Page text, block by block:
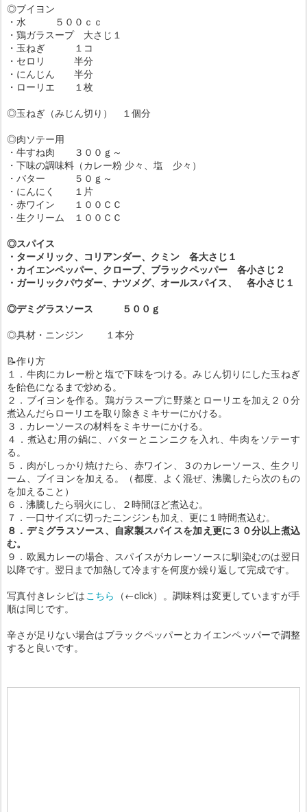
◎ブイヨン
・水 ５００ｃｃ
・鶏ガラスープ 大さじ１
・玉ねぎ １コ
・セロリ 半分
・にんじん 半分
・ローリエ １枚
◎玉ねぎ（みじん切り） １個分
◎肉ソテー用
・牛すね肉 ３００ｇ～
・下味の調味料（カレー粉 少々、塩 少々）
・バター ５０ｇ～
・にんにく １片
・赤ワイン １００ＣＣ
・生クリーム １００ＣＣ
◎スパイス
・ターメリック、コリアンダー、クミン 各大さじ１
・カイエンペッパー、クローブ、ブラックペッパー 各小さじ２
・ガーリックパウダー、ナツメグ、オールスパイス、 各小さじ１
◎デミグラスソース ５００ｇ
◎具材・ニンジン １本分
📝作り方
１．牛肉にカレー粉と塩で下味をつける。みじん切りにした玉ねぎ
を飴色になるまで炒める。
２．ブイヨンを作る。鶏ガラスープに野菜とローリエを加え２０分
煮込んだらローリエを取り除きミキサーにかける。
３．カレーソースの材料をミキサーにかける。
４．煮込む用の鍋に、バターとニンニクを入れ、牛肉をソテーす
る。
５．肉がしっかり焼けたら、赤ワイン、３のカレーソース、生クリ
ーム、ブイヨンを加える。（都度、よく混ぜ、沸騰したら次のもの
を加えること）
６．沸騰したら弱火にし、２時間ほど煮込む。
７．一口サイズに切ったニンジンも加え、更に１時間煮込む。
８．デミグラスソース、自家製スパイスを加え更に３０分以上煮込
む。
９．欧風カレーの場合、スパイスがカレーソースに馴染むのは翌日
以降です。翌日まで加熱して冷ますを何度か繰り返して完成です。
写真付きレシピは こちら （←click）。調味料は変更していますが手
順は同じです。
辛さが足りない場合はブラックペッパーとカイエンペッパーで調整
すると良いです。